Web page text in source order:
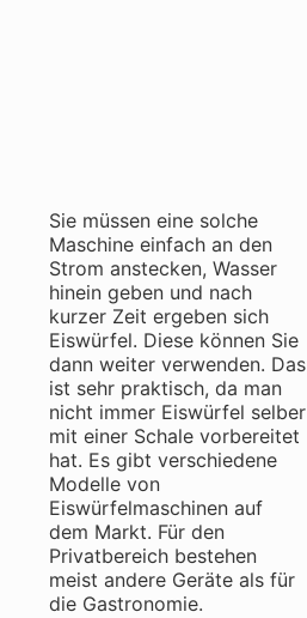
Sie müssen eine solche
Maschine einfach an den
Strom anstecken, Wasser
hinein geben und nach
kurzer Zeit ergeben sich
Eiswürfel. Diese können Sie
dann weiter verwenden. Das
ist sehr praktisch, da man
nicht immer Eiswürfel selber
mit einer Schale vorbereitet
hat. Es gibt verschiedene
Modelle von
Eiswürfelmaschinen auf
dem Markt. Für den
Privatbereich bestehen
meist andere Geräte als für
die Gastronomie.